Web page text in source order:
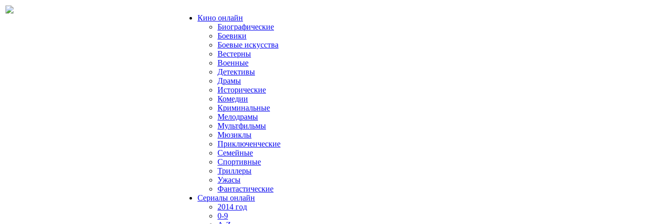
Кино онлайн
Биографические
Боевики
Боевые искусства
Вестерны
Военные
Детективы
Драмы
Исторические
Комедии
Криминальные
Мелодрамы
Мультфильмы
Мюзиклы
Приключенческие
Семейные
Спортивные
Триллеры
Ужасы
Фантастические
Сериалы онлайн
2014 год
0-9